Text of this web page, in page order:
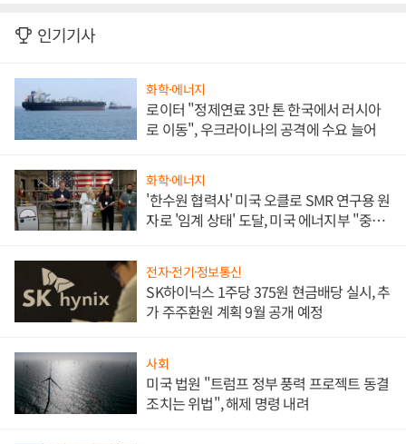
인기기사
화학·에너지
로이터 "정제연료 3만 톤 한국에서 러시아
로 이동", 우크라이나의 공격에 수요 늘어
화학·에너지
'한수원 협력사' 미국 오클로 SMR 연구용 원
자로 '임계 상태' 도달, 미국 에너지부 "중요
전자·전기·정보통신
SK하이닉스 1주당 375원 현금배당 실시, 추
가 주주환원 계획 9월 공개 예정
사회
미국 법원 "트럼프 정부 풍력 프로젝트 동결
조치는 위법", 해제 명령 내려